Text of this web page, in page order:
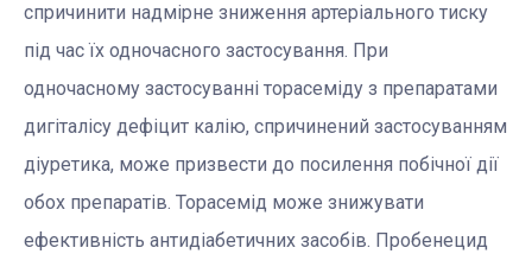
спричинити надмірне зниження артеріального тиску
під час їх одночасного застосування. При
одночасному застосуванні торасеміду з препаратами
дигіталісу дефіцит калію, спричинений застосуванням
діуретика, може призвести до посилення побічної дії
обох препаратів. Торасемід може знижувати
ефективність антидіабетичних засобів. Пробенецид